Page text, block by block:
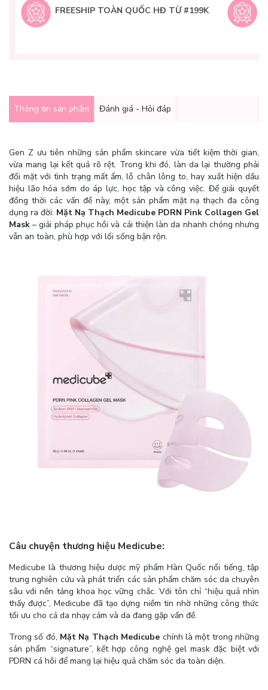
FREESHIP TOÀN QUỐC HĐ TỪ #199K
Thông tin sản phẩm Đánh giá - Hỏi đáp
Gen Z ưu tiên những sản phẩm skincare vừa tiết kiệm thời gian,
vừa mang lại kết quả rõ rệt. Trong khi đó, làn da lại thường phải
đối mặt với tình trạng mất ẩm, lỗ chân lông to, hay xuất hiện dấu
hiệu lão hóa sớm do áp lực, học tập và công việc. Để giải quyết
đồng thời các vấn đề này, một sản phẩm mặt nạ thạch đa công
dụng ra đời: Mặt Nạ Thạch Medicube PDRN Pink Collagen Gel
Mask – giải pháp phục hồi và cải thiện làn da nhanh chóng nhưng
vẫn an toàn, phù hợp với lối sống bận rộn.
Câu chuyện thương hiệu Medicube:
Medicube là thương hiệu dược mỹ phẩm Hàn Quốc nổi tiếng, tập
trung nghiên cứu và phát triển các sản phẩm chăm sóc da chuyên
sâu với nền tảng khoa học vững chắc. Với tôn chỉ “hiệu quả nhìn
thấy được”, Medicube đã tạo dựng niềm tin nhờ những công thức
tối ưu cho cả da nhạy cảm và da đang gặp vấn đề.
Trong số đó, Mặt Nạ Thạch Medicube chính là một trong những
sản phẩm “signature”, kết hợp công nghệ gel mask đặc biệt với
PDRN cá hồi để mang lại hiệu quả chăm sóc da toàn diện.